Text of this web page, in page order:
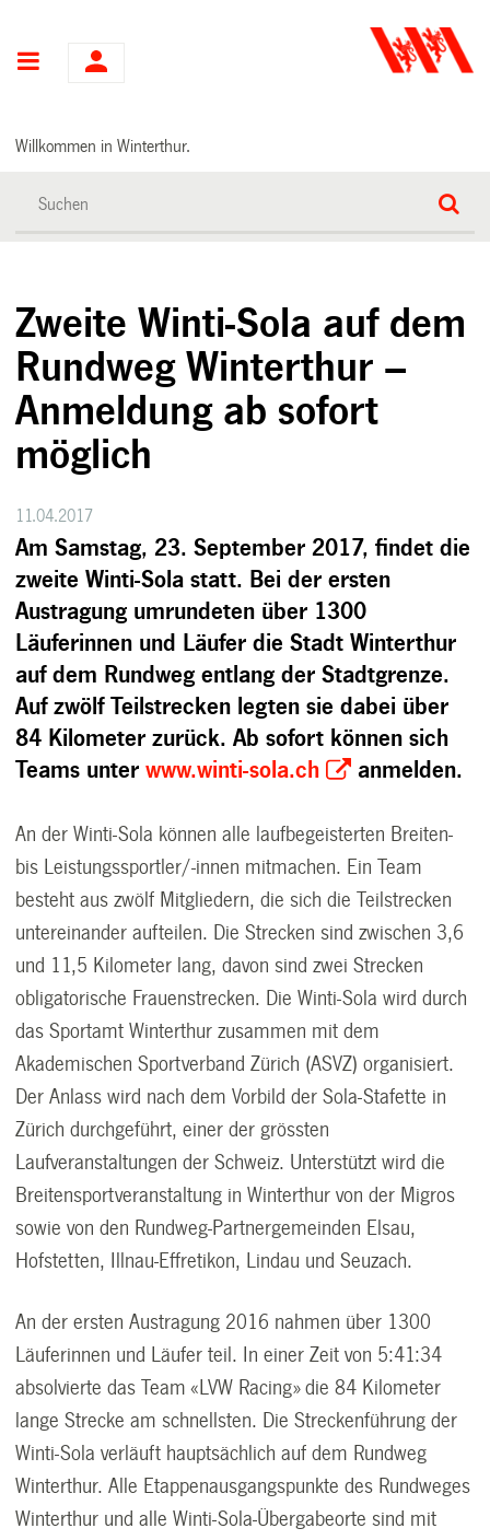
Hauptnavigation
Willkommen in Winterthur.
Zweite Winti-Sola auf dem
Rundweg Winterthur –
Anmeldung ab sofort
möglich
11.04.2017
Am Samstag, 23. September 2017, findet die
zweite Winti-Sola statt. Bei der ersten
Austragung umrundeten über 1300
Läuferinnen und Läufer die Stadt Winterthur
auf dem Rundweg entlang der Stadtgrenze.
Auf zwölf Teilstrecken legten sie dabei über
84 Kilometer zurück. Ab sofort können sich
Teams unterwww.winti-sola.ch anmelden.
An der Winti-Sola können alle laufbegeisterten Breiten-
bis Leistungssportler/-innen mitmachen. Ein Team
besteht aus zwölf Mitgliedern, die sich die Teilstrecken
untereinander aufteilen. Die Strecken sind zwischen 3,6
und 11,5 Kilometer lang, davon sind zwei Strecken
obligatorische Frauenstrecken. Die Winti-Sola wird durch
das Sportamt Winterthur zusammen mit dem
Akademischen Sportverband Zürich (ASVZ) organisiert.
Der Anlass wird nach dem Vorbild der Sola-Stafette in
Zürich durchgeführt, einer der grössten
Laufveranstaltungen der Schweiz. Unterstützt wird die
Breitensportveranstaltung in Winterthur von der Migros
sowie von den Rundweg-Partnergemeinden Elsau,
Hofstetten, Illnau-Effretikon, Lindau und Seuzach.
An der ersten Austragung 2016 nahmen über 1300
Läuferinnen und Läufer teil. In einer Zeit von 5:41:34
absolvierte das Team «LVW Racing» die 84 Kilometer
lange Strecke am schnellsten. Die Streckenführung der
Winti-Sola verläuft hauptsächlich auf dem Rundweg
Winterthur. Alle Etappenausgangspunkte des Rundweges
Winterthur und alle Winti-Sola-Übergabeorte sind mit